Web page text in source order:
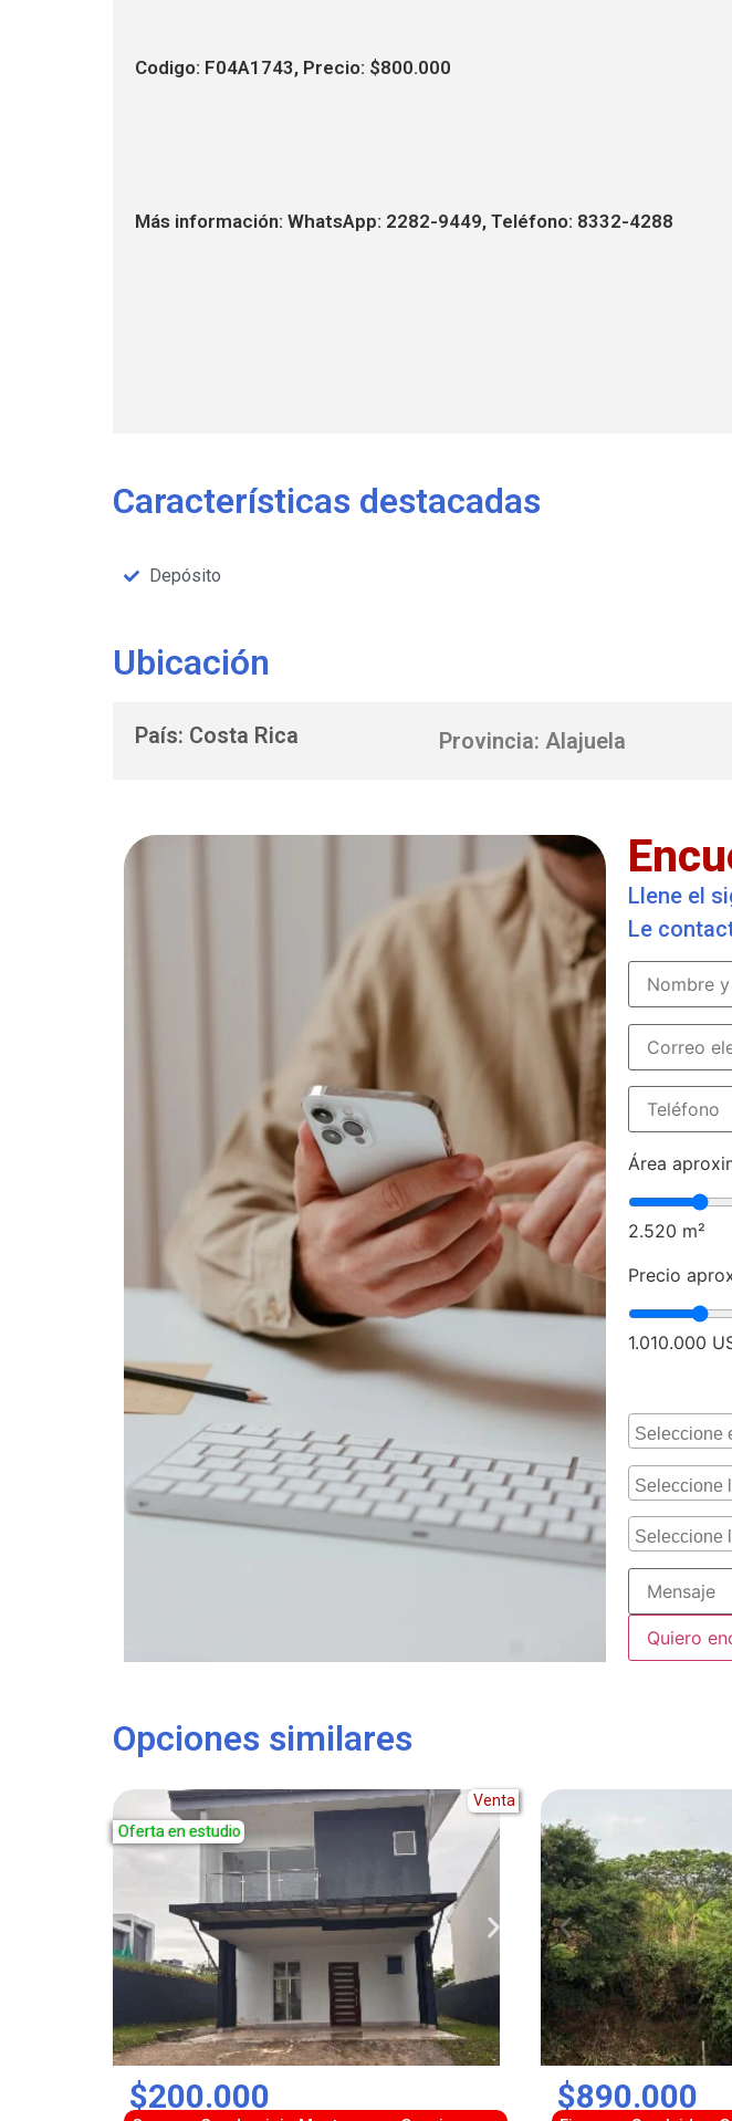
Codigo: F04A1743, Precio: $800.000
Más información: WhatsApp: 2282-9449, Teléfono: 8332-4288
Características destacadas
Depósito
Ubicación
País: Costa Rica Provincia: Alajuela
Llene el
Le
Área
2.520 m²
Precio
1.010.000
Opciones similares
Venta
Oferta en estudio
$200.000 $890.000